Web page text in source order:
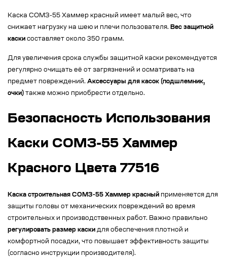
Каска СОМЗ-55 Хаммер красный имеет малый вес, что
снижает нагрузку на шею и плечи пользователя. Вес защитной
каски составляет около 350 грамм.
Для увеличения срока службы защитной каски рекомендуется
регулярно очищать её от загрязнений и осматривать на
предмет повреждений. Аксессуары для касок (подшлемник,
очки) также можно приобрести отдельно.
Безопасность Использования
Каски СОМЗ-55 Хаммер
Красного Цвета 77516
Каска строительная СОМЗ-55 Хаммер красный применяется для
защиты головы от механических повреждений во время
строительных и производственных работ. Важно правильно
регулировать размер каски для обеспечения плотной и
комфортной посадки, что повышает эффективность защиты
(согласно инструкции производителя).